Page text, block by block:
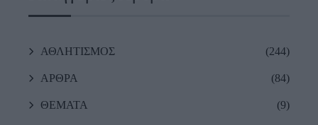
ΑΘΛΗΤΙΣΜΟΣ (244)
ΑΡΘΡΑ (84)
ΘΕΜΑΤΑ (9)